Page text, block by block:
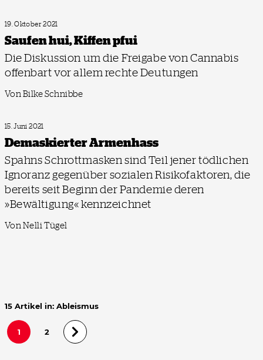
19. Oktober 2021
Saufen hui, Kiffen pfui
Die Diskussion um die Freigabe von Cannabis
offenbart vor allem rechte Deutungen
Von Bilke Schnibbe
15. Juni 2021
Demaskierter Armenhass
Spahns Schrottmasken sind Teil jener tödlichen
Ignoranz gegenüber sozialen Risikofaktoren, die
bereits seit Beginn der Pandemie deren
»Bewältigung« kennzeichnet
Von Nelli Tügel
15 Artikel in: Ableismus
1 2